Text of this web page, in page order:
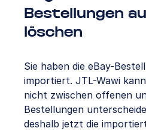
Bestellungen
löschen
Sie haben die eBay-
importiert. JTL-Wawi
nicht zwischen offenen
Bestellungen
deshalb jetzt die